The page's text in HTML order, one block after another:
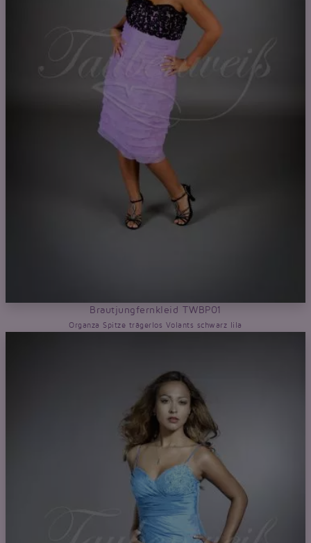
Brautjungfernkleid TWBP01
Organza Spitze trägerlos Volants schwarz lila